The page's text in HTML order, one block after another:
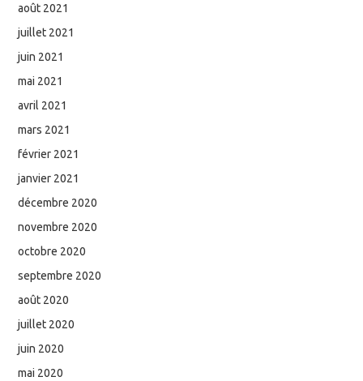
août 2021
juillet 2021
juin 2021
mai 2021
avril 2021
mars 2021
février 2021
janvier 2021
décembre 2020
novembre 2020
octobre 2020
septembre 2020
août 2020
juillet 2020
juin 2020
mai 2020